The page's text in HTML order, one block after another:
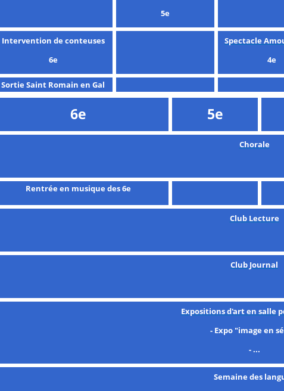
5e
Intervention de conteuses
6e
Spectacle
4e
Sortie Saint Romain en Gal
6e 5e
Chorale
Rentrée en musique des 6e
Club Lecture
Club Journal
Expositions d'art en salle
- Expo "image en
- ...
Semaine des